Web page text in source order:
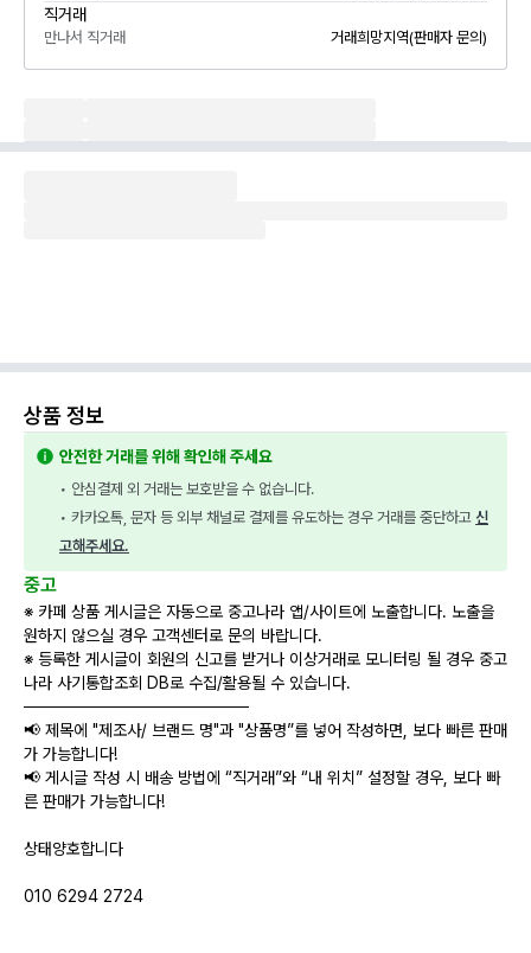
직거래
만나서 직거래 거래희망지역(판매자 문의)
상품 정보
안전한 거래를 위해 확인해 주세요
• 안심결제 외 거래는 보호받을 수 없습니다.
• 카카오톡, 문자 등 외부 채널로 결제를 유도하는 경우 거래를 중단하고 신
고해주세요.
중고
※ 카페 상품 게시글은 자동으로 중고나라 앱/사이트에 노출합니다. 노출을
원하지 않으실 경우 고객센터로 문의 바랍니다.
※ 등록한 게시글이 회원의 신고를 받거나 이상거래로 모니터링 될 경우 중고
나라 사기통합조회 DB로 수집/활용될 수 있습니다.
───────────────────
📢 제목에 "제조사/ 브랜드 명"과 "상품명”를 넣어 작성하면, 보다 빠른 판매
가 가능합니다!
📢 게시글 작성 시 배송 방법에 “직거래”와 “내 위치” 설정할 경우, 보다 빠
른 판매가 가능합니다!
상태양호합니다
010 6294 2724